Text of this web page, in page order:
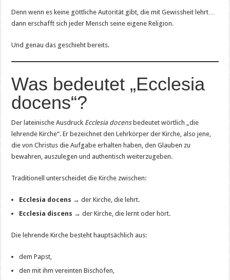
Denn wenn es keine göttliche Autorität gibt, die mit Gewissheit lehrt…
dann erschafft sich jeder Mensch seine eigene Religion.
Und genau das geschieht bereits.
Was bedeutet „Ecclesia
docens“?
Der lateinische Ausdruck Ecclesia docensbedeutet wörtlich „die
lehrende Kirche“. Er bezeichnet den Lehrkörper der Kirche, also jene,
die von Christus die Aufgabe erhalten haben, den Glauben zu
bewahren, auszulegen und authentisch weiterzugeben.
Traditionell unterscheidet die Kirche zwischen:
Ecclesia docens → der Kirche, die lehrt.
Ecclesia discens → der Kirche, die lernt oder hört.
Die lehrende Kirche besteht hauptsächlich aus:
dem Papst,
den mit ihm vereinten Bischöfen,